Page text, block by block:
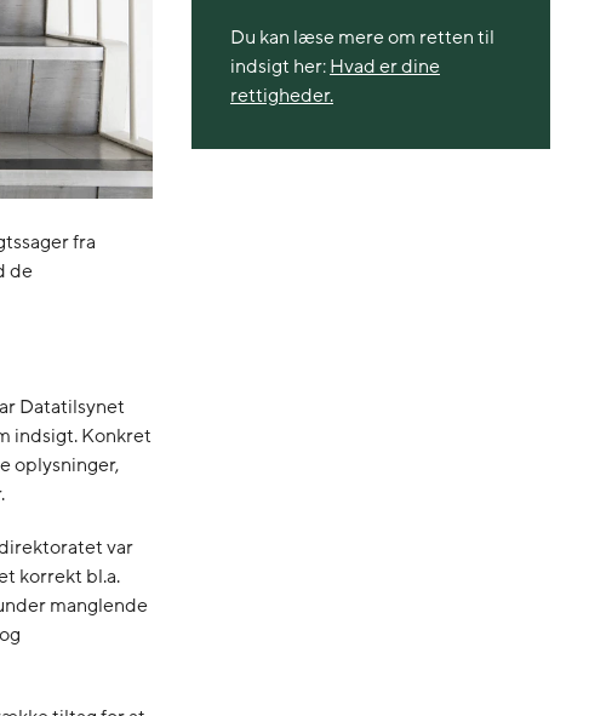
fra
de
Datatilsynet
indsigt. Konkret
oplysninger,
var
korrekt bl.a.
manglende
Du kan læse mere om retten til
indsigt her:Hvad er dine
rettigheder.